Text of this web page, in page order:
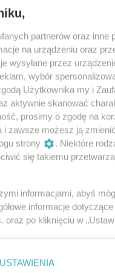
senatorem Prawa i
RP rozmawia
gdzie
skierował
Piotrowskiej oraz
który
łamie przepisy. I
ciąg
partnerów oraz
na urządzeniu oraz
wysyłane przez
wybór
Użytkownika my i
aktywnie skanować
prosimy o zgodę na
i zawsze możesz ją
strony
. Niektóre
się takiemu
informacjami, abyś
informacje
. oraz po kliknięciu w
USTAWIENIA